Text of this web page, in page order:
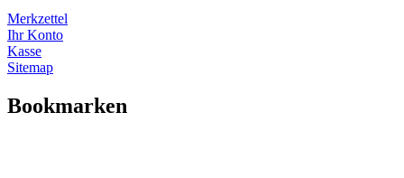
Merkzettel
Ihr Konto
Kasse
Sitemap
Bookmarken